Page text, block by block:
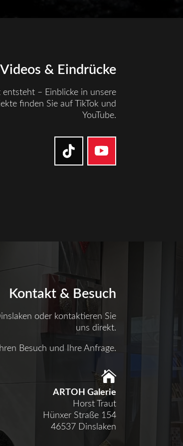
Videos & Eindrücke
– Einblicke in unsere
finden Sie auf TikTok und
YouTube.
Kontakt & Besuch
oder kontaktieren Sie
uns direkt.
Besuch und Ihre Anfrage.

ARTOH Galerie
Horst Traut
Hünxer Straße 154
46537 Dinslaken